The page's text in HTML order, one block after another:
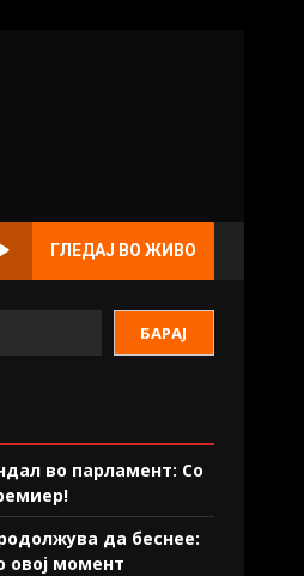
ГЛЕДАЈ ВО ЖИВО
БАРАЈ
во парламент: Со
да беснее:
овој момент